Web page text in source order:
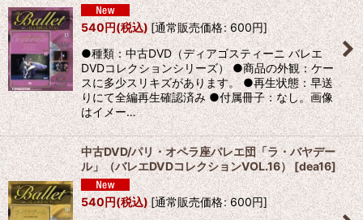
540円(税込) [通常販売価格: 600円]
●種類：中古DVD（ディアゴスティーニ バレエ
DVDコレクションシリーズ） ●商品の外観：ケー
スに多少スリキズがあります。 ●再生状態：早送
りにて全編再生確認済み ●付属冊子：なし。画像
はイメー…
中古DVD/パリ・オペラ座バレエ団「ラ・バヤデー
ル」（バレエDVDコレクションVOL.16）[dea16]
540円(税込)[通常販売価格: 600円]